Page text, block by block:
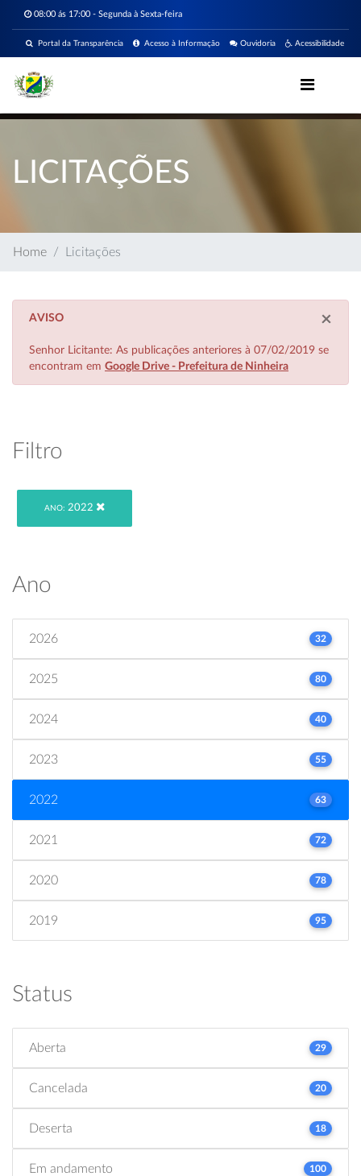
08:00 ás 17:00 - Segunda à Sexta-feira
Acessibilidade
Ouvidoria
Acesso à Informação
Portal da Transparência
LICITAÇÕES
Home Licitações
×
AVISO
Senhor Licitante: As publicações anteriores à 07/02/2019 se
encontram em Google Drive - Prefeitura de Ninheira
Filtro
ANO: 2022
Ano
2026 32
2025 80
2024 40
2023 55
2022 63
2021 72
2020 78
2019 95
Status
Aberta 29
Cancelada 20
Deserta 18
Em andamento 100